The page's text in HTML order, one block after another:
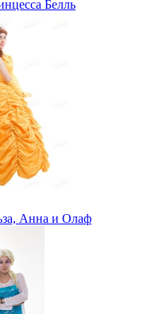
Белль
Анна и Олаф